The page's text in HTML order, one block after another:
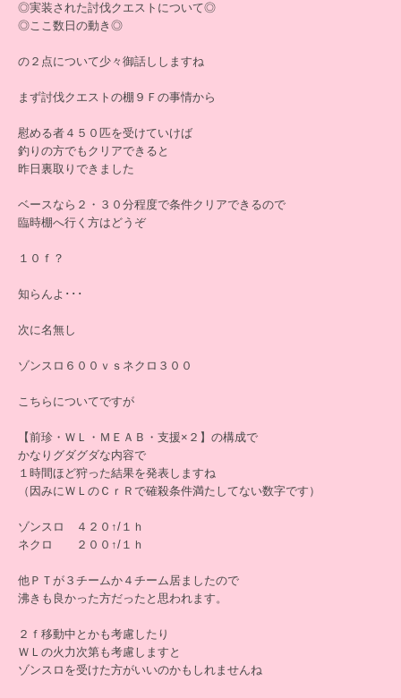
◎実装された討伐クエストについて◎
◎ここ数日の動き◎
の２点について少々御話ししますね
まず討伐クエストの棚９Ｆの事情から
慰める者４５０匹を受けていけば
釣りの方でもクリアできると
昨日裏取りできました
ベースなら２・３０分程度で条件クリアできるので
臨時棚へ行く方はどうぞ
１０ｆ？
知らんよ･･･
次に名無し
ゾンスロ６００ｖｓネクロ３００
こちらについてですが
【前珍・ＷＬ・ＭＥＡＢ・支援×２】の構成で
かなりグダグダな内容で
１時間ほど狩った結果を発表しますね
（因みにＷＬのＣｒＲで確殺条件満たしてない数字です）
ゾンスロ ４２０↑/１ｈ
ネクロ ２００↑/１ｈ
他ＰＴが３チームか４チーム居ましたので
沸きも良かった方だったと思われます。
２ｆ移動中とかも考慮したり
ＷＬの火力次第も考慮しますと
ゾンスロを受けた方がいいのかもしれませんね